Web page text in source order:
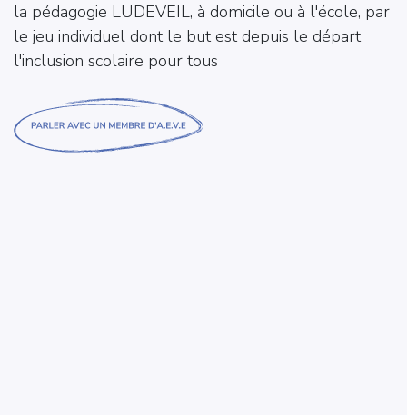
la pédagogie LUDEVEIL, à domicile ou à l'école, par
le jeu individuel dont le but est depuis le départ
l'inclusion scolaire pour tous